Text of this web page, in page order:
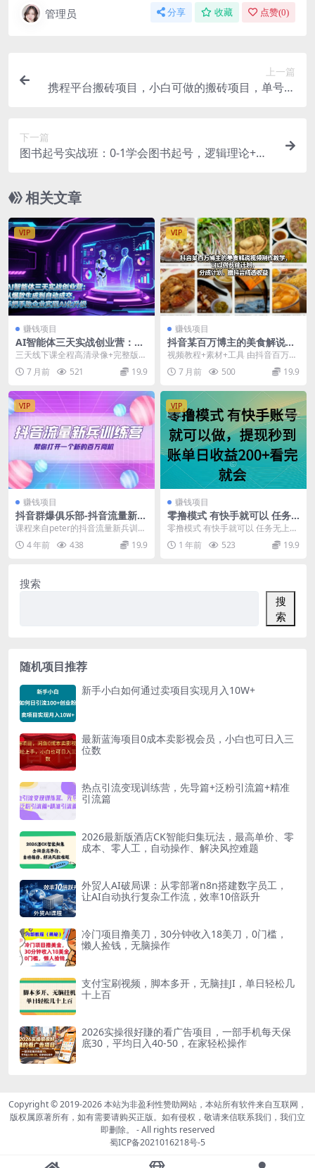
管理员 分享 收藏 点赞(0)
上一篇
携程平台搬砖项目，小白可做的搬砖项目，单号月
下一篇
图书起号实战班：0-1学会图书起号，逻辑理论+实
相关文章
VIP
赚钱项目
AI智能体三天实战创业营：从
爆款生成到自动成交，手把手
助企业实现AI化升级
三天线下课全程高清录像+完整版智
能体知识库 第一天快速让AI上岗，
马上帮你省钱省...
7 月前 521 19.9
VIP
赚钱项目
抖音某百万博主的美食解说视
频制作教学，可以做伙伴计
划，分成计划，撸抖音精选收
益
视频教程+素材+工具 由抖音百万美
食博主亲授的美食解说视频制作教
学课，专为自媒体...
7 月前 500 19.9
VIP
赚钱项目
抖音群爆俱乐部-抖音流量新兵
训练营：帮你打开一个新的百
课程来自peter的抖音流量新兵训练
营，价值千元。一堂有效课程，可
能帮你避开几十...
4 年前 438 19.9
VIP
赚钱项目
零撸模式 有快手就可以 任务
无上限 提现秒到账
零撸模式 有快手就可以 任务无上限
提现秒到账 资源下载地址
1 年前 523 19.9
搜索
搜
索
随机项目推荐
新手小白如何通过卖项目实现月入10W+
最新蓝海项目0成本卖影视会员，小白也可日入三
位数
热点引流变现训练营，先导篇+泛粉引流篇+精准
引流篇
2026最新版酒店CK智能归集玩法，最高单价、零
成本、零人工，自动操作、解决风控难题
外贸人AI破局课：从零部署n8n搭建数字员工，
让AI自动执行复杂工作流，效率10倍跃升
冷门项目撸美刀，30分钟收入18美刀，0门槛，
懒人捡钱，无脑操作
支付宝刷视频，脚本多开，无脑挂JI，单日轻松几
十上百
2026实操很好賺的看广告项目，一部手机每天保
底30，平均日入40-50，在家轻松操作
Copyright © 2019-2026本站为非盈利性赞助网站，本站所有软件来自互联网，
版权属原著所有，如有需要请购买正版。如有侵权，敬请来信联系我们，我们立
即删除。
- All rights reserved
蜀ICP备2021016218号-5